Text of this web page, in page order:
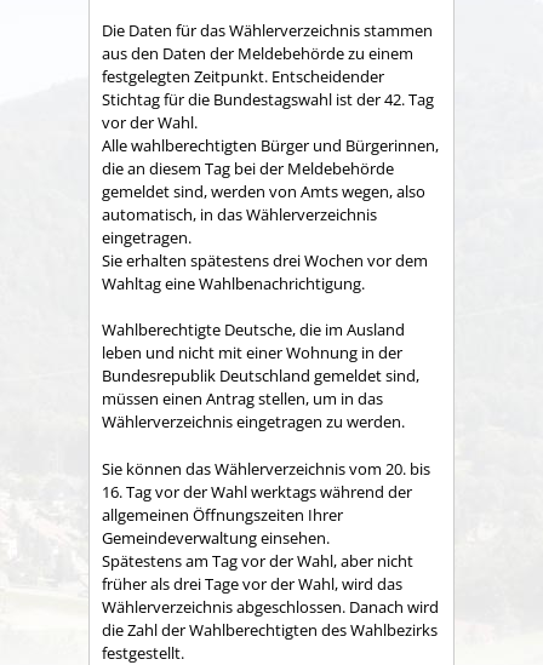
Die Daten für das Wählerverzeichnis stammen
aus den Daten der Meldebehörde zu einem
festgelegten Zeitpunkt. Entscheidender
Stichtag für die Bundestagswahl ist der 42. Tag
vor der Wahl.
Alle wahlberechtigten Bürger und Bürgerinnen,
die an diesem Tag bei der Meldebehörde
gemeldet sind, werden von Amts wegen, also
automatisch, in das Wählerverzeichnis
eingetragen.
Sie erhalten spätestens drei Wochen vor dem
Wahltag eine Wahlbenachrichtigung.
Wahlberechtigte Deutsche, die im Ausland
leben und nicht mit einer Wohnung in der
Bundesrepublik Deutschland gemeldet sind,
müssen einen Antrag stellen, um in das
Wählerverzeichnis eingetragen zu werden.
Sie können das Wählerverzeichnis vom 20. bis
16. Tag vor der Wahl werktags während der
allgemeinen Öffnungszeiten Ihrer
Gemeindeverwaltung einsehen.
Spätestens am Tag vor der Wahl, aber nicht
früher als drei Tage vor der Wahl, wird das
Wählerverzeichnis abgeschlossen. Danach wird
die Zahl der Wahlberechtigten des Wahlbezirks
festgestellt.